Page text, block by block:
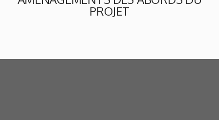
PROJET